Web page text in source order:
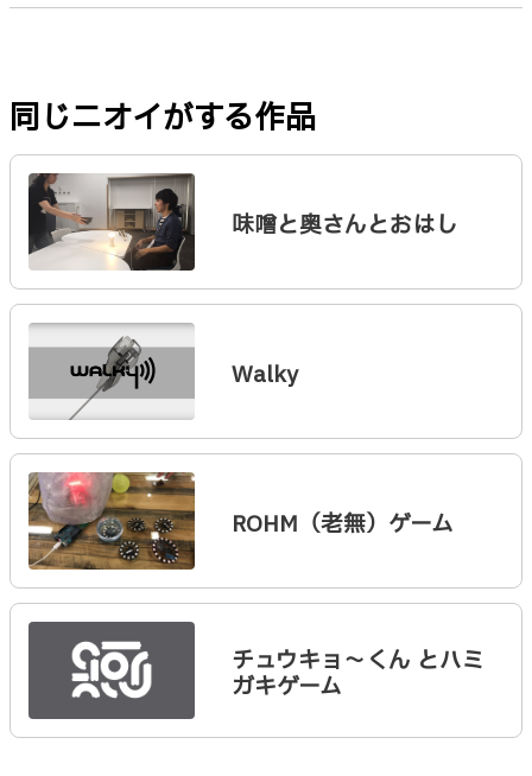
同じニオイがする作品
味噌と奥さんとおはし
Walky
ROHM（老無）ゲーム
チュウキョ〜くん とハミ
ガキゲーム